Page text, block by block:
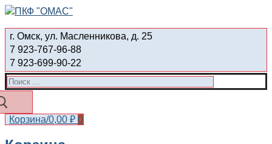
Перейти
содержимому
Меню
Закрыть
г. Омск, ул. Масленникова, д. 25
7 923-767-96-88
7 923-699-90-22
Найти:
Корзина/0,00 ₽ 0